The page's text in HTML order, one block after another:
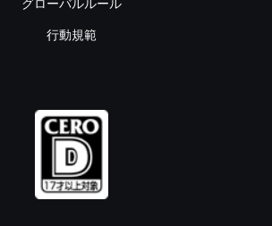
グローバルルール
行動規範